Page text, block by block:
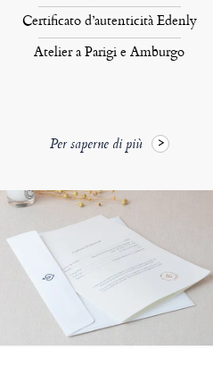
Certificato d’autenticità Edenly
Atelier a Parigi e Amburgo
Per saperne di più